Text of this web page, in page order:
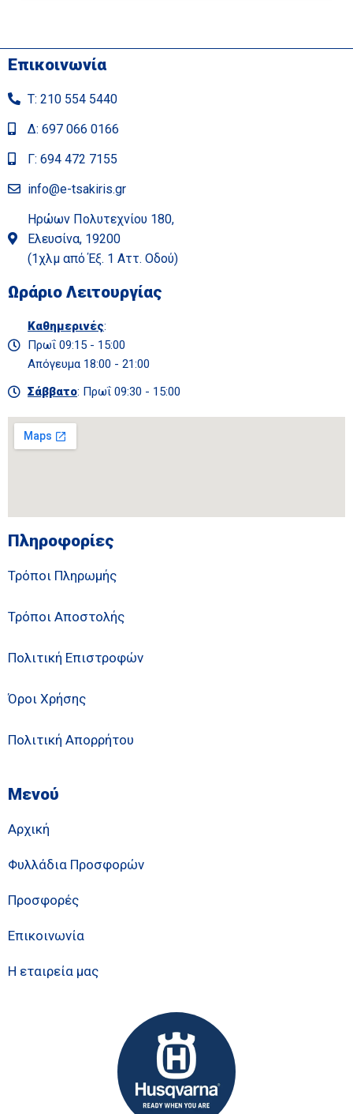
Επικοινωνία
Τ: 210 554 5440
Δ: 697 066 0166
Γ: 694 472 7155
info@e-tsakiris.gr
Ηρώων Πολυτεχνίου 180,
Ελευσίνα, 19200
(1χλμ από Έξ. 1 Αττ. Οδού)
Ωράριο Λειτουργίας
Καθημερινές:
Πρωΐ 09:15 - 15:00
Απόγευμα 18:00 - 21:00
Σάββατο: Πρωΐ 09:30 - 15:00
Πληροφορίες
Τρόποι Πληρωμής
Τρόποι Αποστολής
Πολιτική Επιστροφών
Όροι Χρήσης
Πολιτική Απορρήτου
Μενού
Αρχική
Φυλλάδια Προσφορών
Προσφορές
Επικοινωνία
Η εταιρεία μας